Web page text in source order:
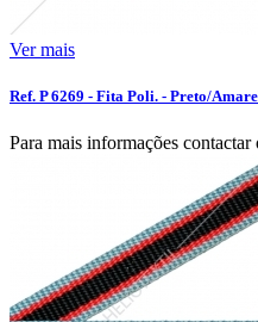
Ver mais
Ref. P 6269 - Fita Poli. - Preto/
Para mais informações